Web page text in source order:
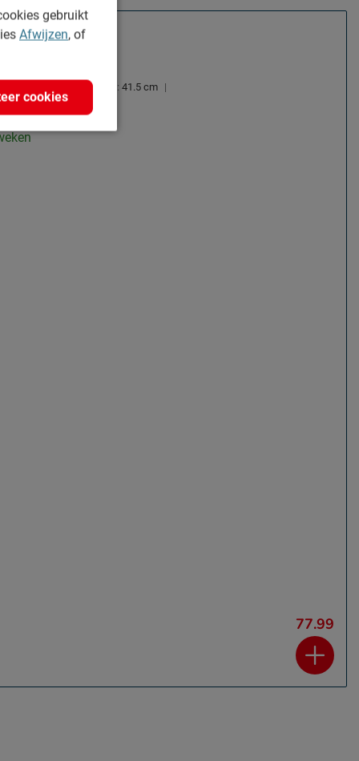
Hoogte: 41.5 cm |
77.99
gebruikt
Afwijzen, of
cookies